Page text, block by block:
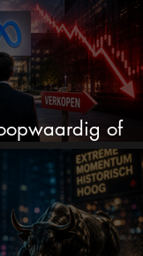
of
te verkopen?